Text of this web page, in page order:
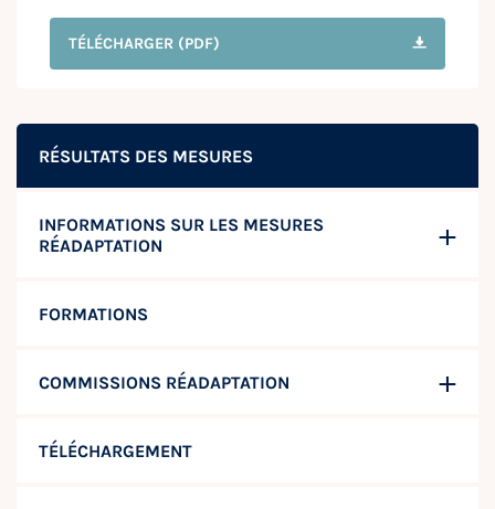
RÉSULTATS DES MESURES
INFORMATIONS SUR LES MESURES
RÉADAPTATION
FORMATIONS
COMMISSIONS RÉADAPTATION
TÉLÉCHARGEMENT
TÉLÉCHARGER (PDF)